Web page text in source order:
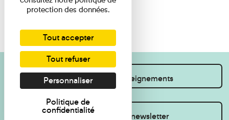
Je souhaite des renseignements
Inscrivez-vous à la newsletter
protection des données.
Tout accepter
Tout refuser
Personnaliser
Politique de
confidentialité